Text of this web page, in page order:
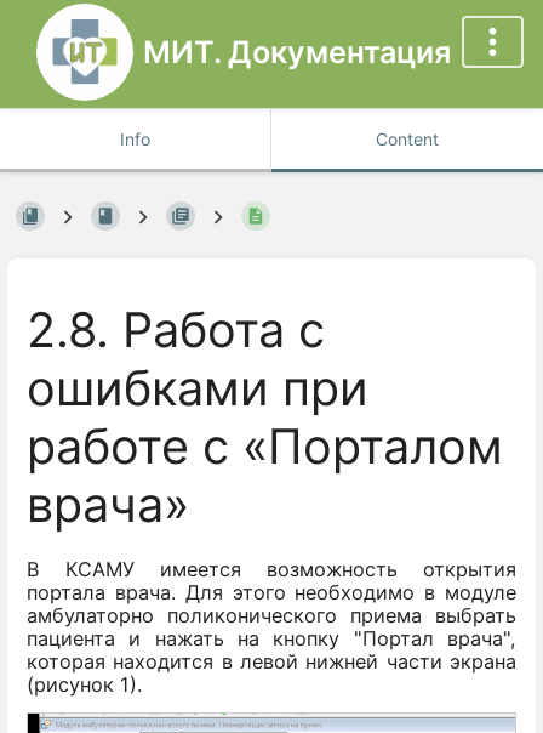
МИТ. Документация
Info Content
2.8. Работа с
ошибками при
работе с «Порталом
врача»
В КСАМУ имеется возможность открытия
портала врача. Для этого необходимо в модуле
амбулаторно поликонического приема выбрать
пациента и нажать на кнопку "Портал врача",
которая находится в левой нижней части экрана
(рисунок 1).